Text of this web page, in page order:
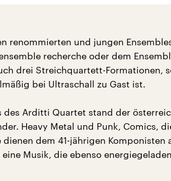
renommierten und jungen
recherche oder dem
drei Streichquartett-Formationen,
bei Ultraschall zu Gast ist.
des Arditti Quartet stand der
Heavy Metal und Punk, Comics,
dem 41-jährigen Komponisten
Musik, die ebenso